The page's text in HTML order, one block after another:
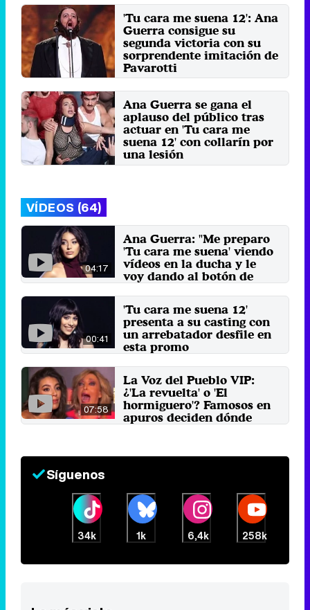
'Tu cara me suena 12': Ana
Guerra consigue su
segunda victoria con su
sorprendente imitación de
Pavarotti
Sábado 5 Julio 2025 13:22 (hace 1
minuto)
Ana Guerra se gana el
aplauso del público tras
actuar en 'Tu cara me
suena 12' con collarín por
una lesión
Sábado 7 Junio 2025 11:33 (hace
VÍDEOS (64)
04:17
Ana Guerra: "Me preparo
'Tu cara me suena' viendo
vídeos en la ducha y le
voy dando al botón de
repetir"
25 de abril 2025
00:41
'Tu cara me suena 12'
presenta a su casting con
un arrebatador desfile en
esta promo
07:58
La Voz del Pueblo VIP:
¿'La revuelta' o 'El
hormiguero'? Famosos en
apuros deciden dónde
irían
Síguenos
34k 1k 6,4k 258k